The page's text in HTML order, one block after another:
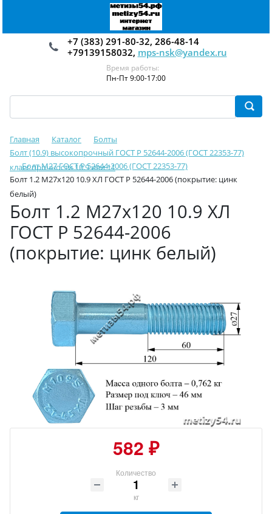
+7 (383) 291-80-32, 286-48-14
+79139158032, mps-nsk@yandex.ru
Время работы:
Пн-Пт 9:00-17:00
Главная Каталог
Болты
Болт (10.9) высокопрочный ГОСТ Р 52644-2006 (ГОСТ 22353-77)
класс прочности 10.9 или 11
Болт М27 ГОСТ Р 52644-2006 (ГОСТ 22353-77)
Болт 1.2 М27х120 10.9 ХЛ ГОСТ Р 52644-2006 (покрытие: цинк
белый)
Болт 1.2 М27х120 10.9 ХЛ
ГОСТ Р 52644-2006
(покрытие: цинк белый)
582 ₽
Количество
кг